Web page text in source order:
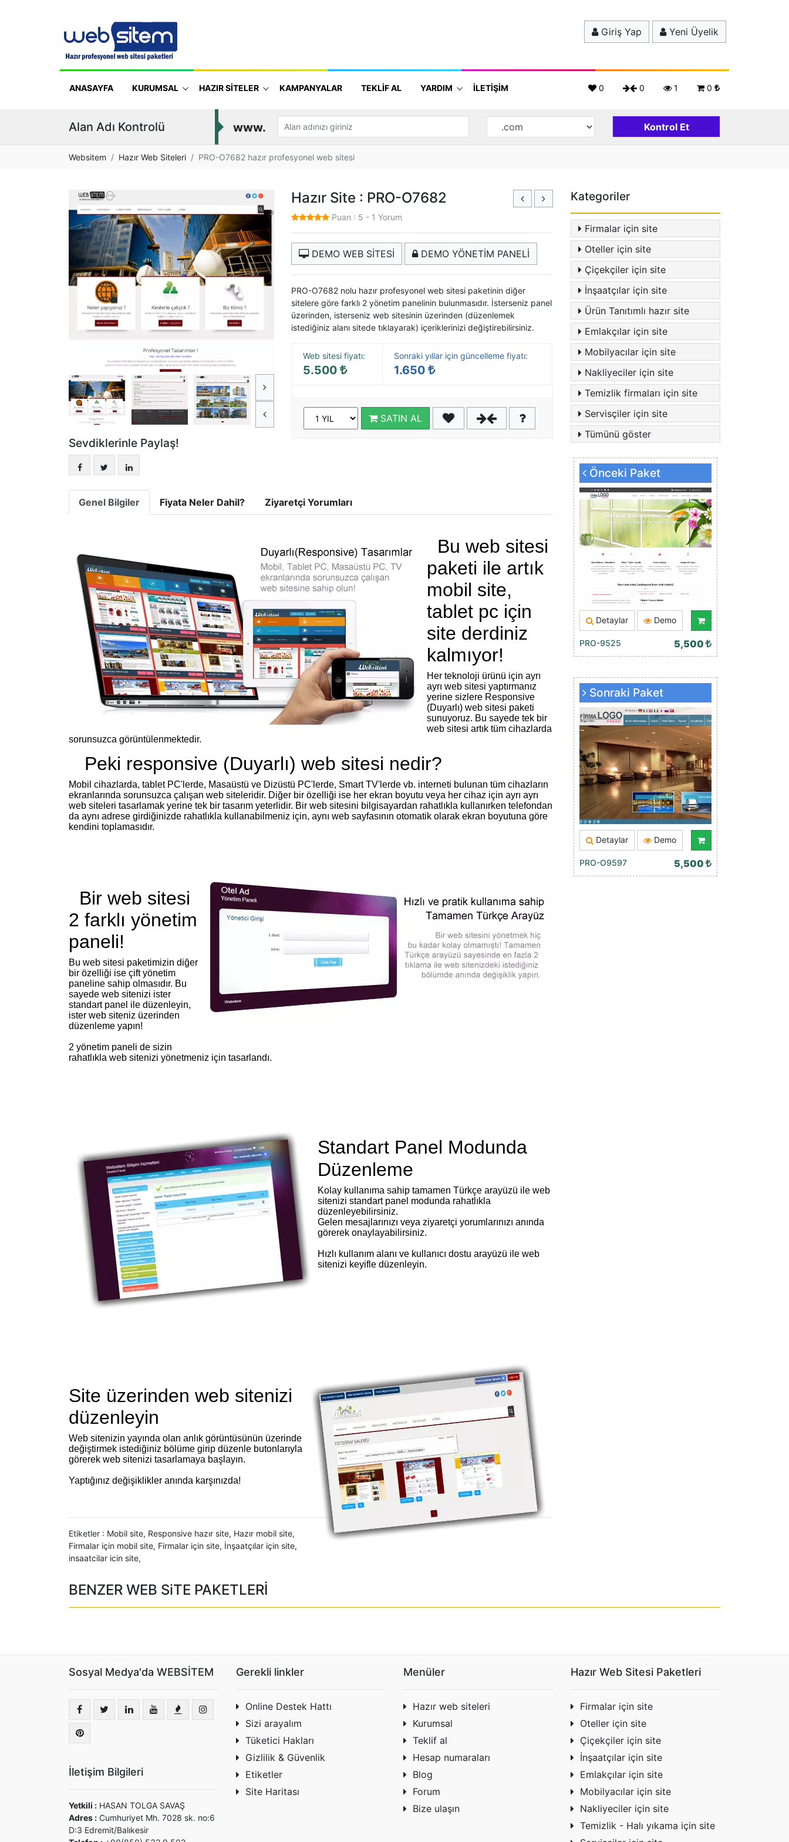
Giriş Yap Yeni Üyelik
0
1
0
0
ANASAYFA KURUMSAL HAZIR SİTELER KAMPANYALAR TEKLİF AL YARDIM İLETİŞİM
Alan Adı Kontrolü www.
Websitem Hazır Web Siteleri PRO-O7682 hazır profesyonel web sitesi
Sevdiklerinle Paylaş!
Hazır Site : PRO-O7682
Puan : 5 - 1 Yorum
DEMO WEB SİTESİ DEMO YÖNETİM PANELİ
PRO-O7682 nolu hazır profesyonel web sitesi paketinin diğer
sitelere göre farklı 2 yönetim panelinin bulunmasıdır. İsterseniz panel
üzerinden, isterseniz web sitesinin üzerinden (düzenlemek
istediğiniz alanı sitede tıklayarak) içeriklerinizi değiştirebilirsiniz.
Web sitesi fiyatı:
5.500
Sonraki yıllar için güncelleme fiyatı:
1.650
SATIN AL
Genel Bilgiler Fiyata Neler Dahil? Ziyaretçi Yorumları
Bu web sitesi
paketi ile artık
mobil site,
tablet pc için
site derdiniz
kalmıyor!
Her teknoloji ürünü için ayrı
ayrı web sitesi yaptırmanız
yerine sizlere Responsive
(Duyarlı) web sitesi paketi
sunuyoruz. Bu sayede tek bir
web sitesi artık tüm cihazlarda
sorunsuzca görüntülenmektedir.
Peki responsive (Duyarlı) web sitesi nedir?
Mobil cihazlarda, tablet PC'lerde, Masaüstü ve Dizüstü PC'lerde, Smart TV'lerde vb. interneti bulunan tüm cihazların
ekranlarında sorunsuzca çalışan web siteleridir. Diğer bir özelliği ise her ekran boyutu veya her cihaz için ayrı ayrı
web siteleri tasarlamak yerine tek bir tasarım yeterlidir. Bir web sitesini bilgisayardan rahatlıkla kullanırken telefondan
da aynı adrese girdiğinizde rahatlıkla kullanabilmeniz için, aynı web sayfasının otomatik olarak ekran boyutuna göre
kendini toplamasıdır.
Bir web sitesi
2 farklı yönetim
paneli!
Bu web sitesi paketimizin diğer
bir özelliği ise çift yönetim
paneline sahip olmasıdır. Bu
sayede web sitenizi ister
standart panel ile düzenleyin,
ister web siteniz üzerinden
düzenleme yapın!
2 yönetim paneli de sizin
rahatlıkla web sitenizi yönetmeniz için tasarlandı.
Standart Panel Modunda
Düzenleme
Kolay kullanıma sahip tamamen Türkçe arayüzü ile web
sitenizi standart panel modunda rahatlıkla
düzenleyebilirsiniz.
Gelen mesajlarınızı veya ziyaretçi yorumlarınızı anında
görerek onaylayabilirsiniz.
Hızlı kullanım alanı ve kullanıcı dostu arayüzü ile web
sitenizi keyifle düzenleyin.
Site üzerinden web sitenizi
düzenleyin
Web sitenizin yayında olan anlık görüntüsünün üzerinde
değiştirmek istediğiniz bölüme girip düzenle butonlarıyla
görerek web sitenizi tasarlamaya başlayın.
Yaptığınız değişiklikler anında karşınızda!
Etiketler : Mobil site, Responsive hazır site, Hazır mobil site,
Firmalar için mobil site, Firmalar için site, İnşaatçılar için site,
insaatcilar icin site,
Kategoriler
Firmalar için site
Oteller için site
Çiçekçiler için site
İnşaatçılar için site
Ürün Tanıtımlı hazır site
Emlakçılar için site
Mobilyacılar için site
Nakliyeciler için site
Temizlik firmaları için site
Servisçiler için site
Tümünü göster
Önceki Paket
Detaylar Demo
PRO-9525 5,500
Sonraki Paket
Detaylar Demo
PRO-O9597 5,500
BENZER WEB SiTE PAKETLERİ
Sosyal Medya'da WEBSİTEM
İletişim Bilgileri
Yetkili : HASAN TOLGA SAVAŞ
Adres : Cumhuriyet Mh. 7028 sk. no:6
D:3 Edremit/Balıkesir
Gerekli linkler
Online Destek Hattı
Sizi arayalım
Tüketici Hakları
Gizlilik & Güvenlik
Etiketler
Site Haritası
Menüler
Hazır web siteleri
Kurumsal
Teklif al
Hesap numaraları
Blog
Forum
Bize ulaşın
Hazır Web Sitesi Paketleri
Firmalar için site
Oteller için site
Çiçekçiler için site
İnşaatçılar için site
Emlakçılar için site
Mobilyacılar için site
Nakliyeciler için site
Temizlik - Halı yıkama için site